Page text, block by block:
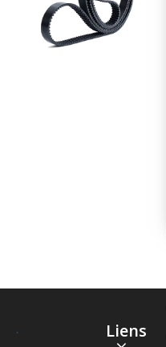
Liens